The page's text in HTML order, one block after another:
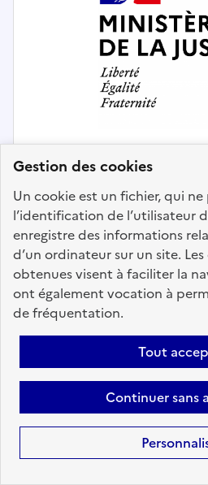
Gestion des cookies
Un cookie est un fichier, qui
l’identification de l’utilisateur
enregistre des informations
d’un ordinateur sur un site.
obtenues visent à faciliter la
ont également vocation à
de fréquentation.
Tout
Continuer sans
Adjoint administratif
proximité de
H / F
Relation à l'usager
Localisation :
Hauts-de-Seine
Fonction publique :
Fonction publique de l'État
Direction des services
En ligne depuis le 20 juillet
Ajouter aux favoris